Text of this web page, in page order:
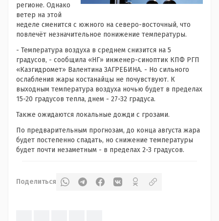
регионе. Однако
ветер на этой
неделе сменится с южного на северо-восточный, что
повлечёт незначительное понижение температуры.
- Температура воздуха в среднем снизится на 5
градусов, - сообщила «НГ» инженер-синоптик КПФ РГП
«Казгидромет» Валентина ЗАГРЕБИНА. - Но сильного
ослабления жары костанайцы не почувствуют. К
выходным температура воздуха ночью будет в пределах
15-20 градусов тепла, днем - 27-32 градуса.
Также ожидаются локальные дожди с грозами.
По предварительным прогнозам, до конца августа жара
будет постепенно спадать, но снижение температуры
будет почти незаметным - в пределах 2-3 градусов.
Поделиться